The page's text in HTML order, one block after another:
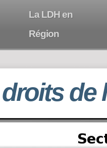
La LDH en
Région
de